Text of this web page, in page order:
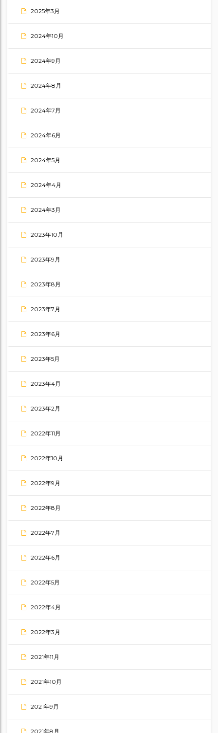
2025年3月
2024年10月
2024年9月
2024年8月
2024年7月
2024年6月
2024年5月
2024年4月
2024年3月
2023年10月
2023年9月
2023年8月
2023年7月
2023年6月
2023年5月
2023年4月
2023年2月
2022年11月
2022年10月
2022年9月
2022年8月
2022年7月
2022年6月
2022年5月
2022年4月
2022年3月
2021年11月
2021年10月
2021年9月
2021年8月